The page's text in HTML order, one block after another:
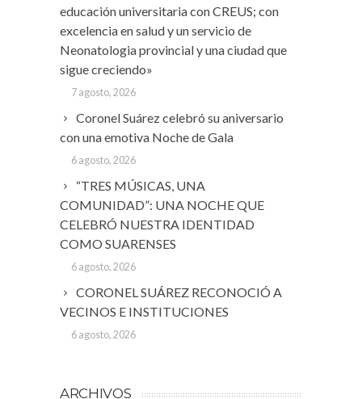
educación universitaria con CREUS; con
excelencia en salud y un servicio de
Neonatologia provincial y una ciudad que
sigue creciendo»
7 agosto, 2026
Coronel Suárez celebró su aniversario
con una emotiva Noche de Gala
6 agosto, 2026
“TRES MÚSICAS, UNA
COMUNIDAD”: UNA NOCHE QUE
CELEBRÓ NUESTRA IDENTIDAD
COMO SUARENSES
6 agosto, 2026
CORONEL SUÁREZ RECONOCIÓ A
VECINOS E INSTITUCIONES
6 agosto, 2026
ARCHIVOS